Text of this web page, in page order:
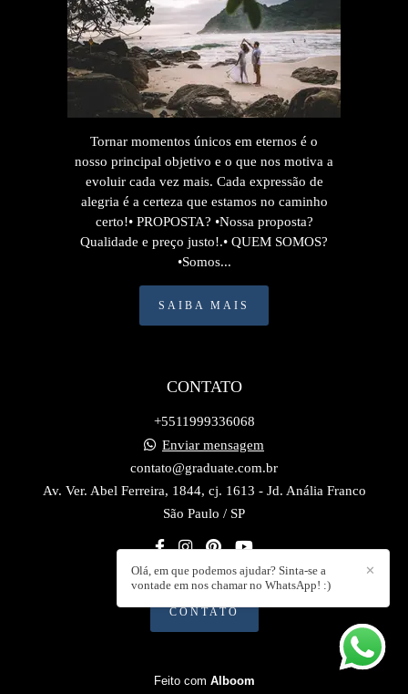
Tornar momentos únicos em eternos é o
nosso principal objetivo e o que nos motiva a
evoluir cada vez mais. Cada expressão de
alegria é a certeza que estamos no caminho
certo!• PROPOSTA? •Nossa proposta?
Qualidade e preço justo!.• QUEM SOMOS?
•Somos...
SAIBA MAIS
CONTATO
+5511999336068
Enviar mensagem
contato@graduate.com.br
Av. Ver. Abel Ferreira, 1844, cj. 1613 - Jd. Anália Franco
São Paulo / SP
CONTATO
✕
Olá, em que podemos ajudar? Sinta-se a
vontade em nos chamar no WhatsApp! :)
Feito com Alboom